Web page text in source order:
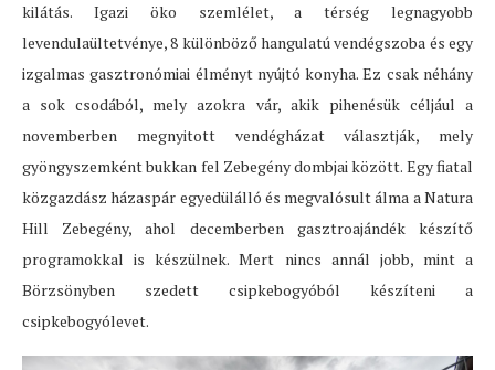
kilátás. Igazi öko szemlélet, a térség legnagyobb
levendulaültetvénye, 8 különböző hangulatú vendégszoba és egy
izgalmas gasztronómiai élményt nyújtó konyha. Ez csak néhány
a sok csodából, mely azokra vár, akik pihenésük céljául a
novemberben megnyitott vendégházat választják, mely
gyöngyszemként bukkan fel Zebegény dombjai között. Egy fiatal
közgazdász házaspár egyedülálló és megvalósult álma a Natura
Hill Zebegény, ahol decemberben gasztroajándék készítő
programokkal is készülnek. Mert nincs annál jobb, mint a
Börzsönyben szedett csipkebogyóból készíteni a
csipkebogyólevet.